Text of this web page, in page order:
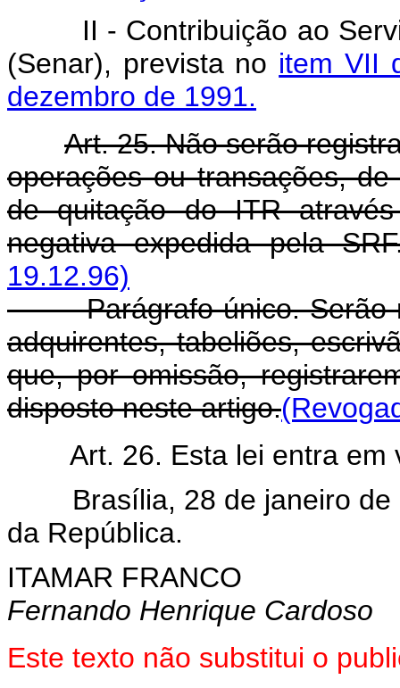
II - Contribuição ao
(Senar), prevista no item VII
dezembro de 1991.
Art. 25. Não serão
operações ou transações,
de quitação do ITR
negativa expedida pela
19.12.96)
Parágrafo único. Serão
adquirentes, tabeliões,
que, por omissão,
disposto neste artigo.
Art. 26. Esta lei entra
Brasília, 28 de janeiro de
da República.
ITAMAR FRANCO
Fernando Henrique Cardoso
Este texto não substitui o